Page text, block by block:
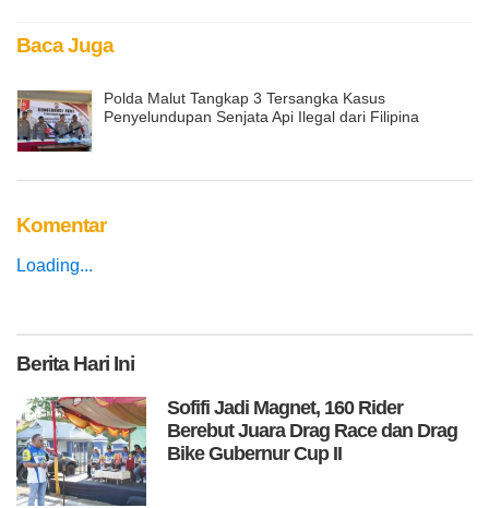
Baca Juga
Polda Malut Tangkap 3 Tersangka Kasus
Penyelundupan Senjata Api Ilegal dari Filipina
Komentar
Loading...
BeritaHari Ini
Sofifi Jadi Magnet, 160 Rider
Berebut Juara Drag Race dan Drag
Bike Gubernur Cup II